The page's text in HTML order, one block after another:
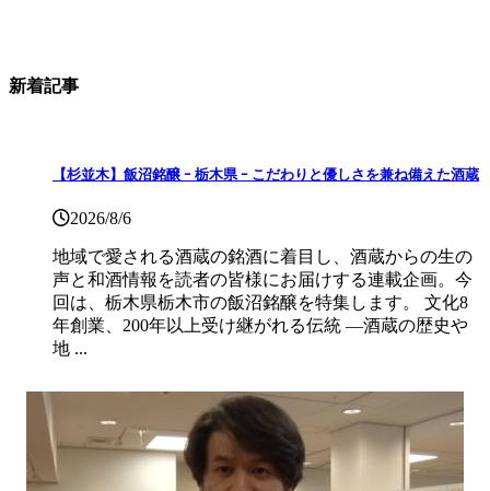
新着記事
【杉並木】飯沼銘醸 ｰ 栃木県 ｰ こだわりと優しさを兼ね備えた酒蔵
2026/8/6
地域で愛される酒蔵の銘酒に着目し、酒蔵からの生の
声と和酒情報を読者の皆様にお届けする連載企画。今
回は、栃木県栃木市の飯沼銘醸を特集します。 文化8
年創業、200年以上受け継がれる伝統 ―酒蔵の歴史や
地 ...
【酒蔵イベントカレンダー】８月のおすすめ蔵開き4選